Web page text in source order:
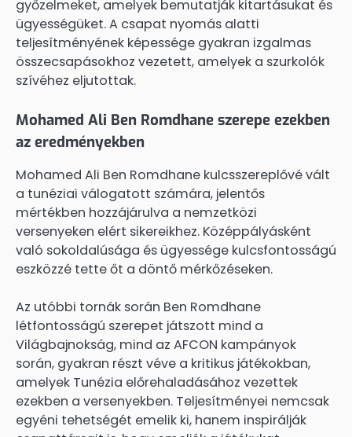
győzelmeket, amelyek bemutatják kitartásukat és
ügyességüket. A csapat nyomás alatti
teljesítményének képessége gyakran izgalmas
összecsapásokhoz vezetett, amelyek a szurkolók
szívéhez eljutottak.
Mohamed Ali Ben Romdhane szerepe ezekben
az eredményekben
Mohamed Ali Ben Romdhane kulcsszereplővé vált
a tunéziai válogatott számára, jelentős
mértékben hozzájárulva a nemzetközi
versenyeken elért sikereikhez. Középpályásként
való sokoldalúsága és ügyessége kulcsfontosságú
eszközzé tette őt a döntő mérkőzéseken.
Az utóbbi tornák során Ben Romdhane
létfontosságú szerepet játszott mind a
Világbajnokság, mind az AFCON kampányok
során, gyakran részt véve a kritikus játékokban,
amelyek Tunézia előrehaladásához vezettek
ezekben a versenyekben. Teljesítményei nemcsak
egyéni tehetségét emelik ki, hanem inspirálják